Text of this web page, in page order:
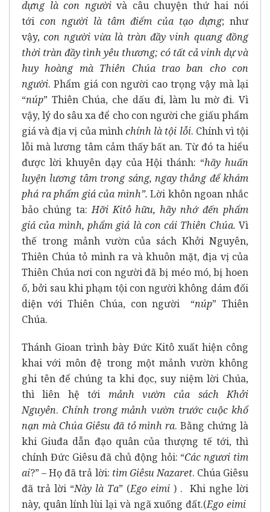
dựng là con ngườivà câu chuyện thứ hai nói
tới con người là tâm điểm của tạo dựng; như
vậy,con người vừa là tràn đầy vinh quang đồng
thời tràn đầy tình yêu thương; có tất cả vinh dự và
huy hoàng mà Thiên Chúa trao ban cho con
người. Phẩm giá con người cao trọng vậy mà lại
“núp” Thiên Chúa, che dấu đi, làm lu mờ đi. Vì
vậy, lý do sâu xa để cho con người che giấu phẩm
giá và địa vị của mìnhchính là tội lỗi. Chính vì tội
lỗi mà lương tâm cảm thấy bất an. Từ đó ta hiểu
được lời khuyên dạy của Hội thánh: “hãy huấn
luyện lương tâm trong sáng, ngay thẳng để khám
phá ra phẩm giá của mình”. Lời khôn ngoan nhắc
bảo chúng ta:Hỡi Kitô hữu, hãy nhớ đến phẩm
giá của mình, phẩm giá là con cái Thiên Chúa. Vì
thế trong mảnh vườn của sách Khởi Nguyên,
Thiên Chúa tỏ mình ra và khuôn mặt, địa vị của
Thiên Chúa nơi con người đã bị méo mó, bị hoen
ố, bởi sau khi phạm tội con người không dám đối
diện với Thiên Chúa, con người “núp” Thiên
Chúa.
Thánh Gioan trình bày Đức Kitô xuất hiện công
khai với môn đệ trong một mảnh vườn không
ghi tên để chúng ta khi đọc, suy niệm lời Chúa,
thì liên hệ tới mảnh vườn của sách Khởi
Nguyên.Chính trong mảnh vườn trước cuộc khổ
nạn mà Chúa Giêsu đã tỏ mình ra. Bằng chứng là
khi Giuđa dẫn đạo quân của thượng tế tới, thì
chính Đức Giêsu đã chủ động hỏi: “Các ngươi tìm
ai?” – Họ đã trả lời: tìm Giêsu Nazaret. Chúa Giêsu
đã trả lời “Này là Ta” (Ego eimi ) . Khi nghe lời
này, quân lính lùi lại và ngã xuống đất.(Ego eimi